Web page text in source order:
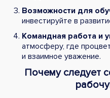
Возможности для
инвестируйте в
Командная работа и
атмосферу, где
и взаимное уважение.
Почему следует